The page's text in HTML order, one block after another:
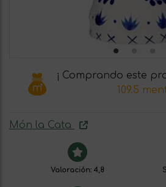
¡ Comprando este
109.5
Món la Cata
Valoración: 4,8